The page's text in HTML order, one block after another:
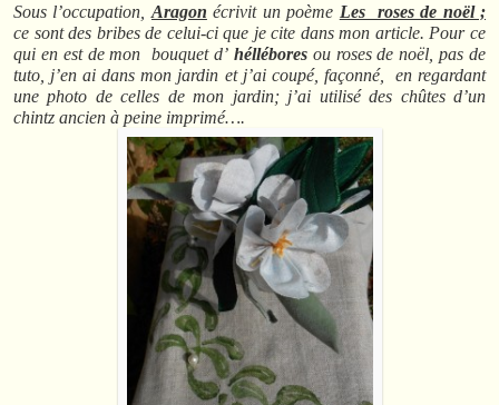
Sous l’occupation, Aragon écrivit un poème Les roses de noël ;
ce sont des bribes de celui-ci que je cite dans mon article. Pour ce
qui en est de mon bouquet d’ hélléboresou roses de noël, pas de
tuto, j’en ai dans mon jardin et j’ai coupé, façonné, en regardant
une photo de celles de mon jardin; j’ai utilisé des chûtes d’un
chintz ancien à peine imprimé….